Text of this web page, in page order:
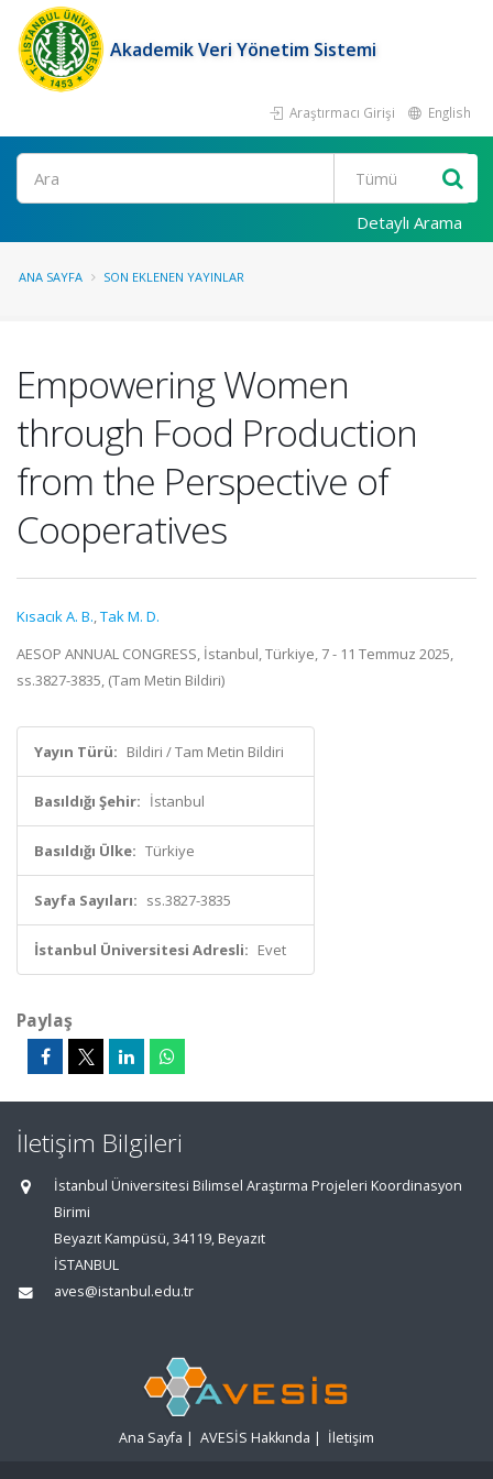
Akademik Veri Yönetim Sistemi
Araştırmacı Girişi English
Ara
Detaylı Arama
ANA SAYFA SON EKLENEN YAYINLAR
Empowering Women
through Food Production
from the Perspective of
Cooperatives
Kısacık A. B.,Tak M. D.
AESOP ANNUAL CONGRESS, İstanbul, Türkiye, 7 - 11 Temmuz 2025,
ss.3827-3835, (Tam Metin Bildiri)
Yayın Türü: Bildiri / Tam Metin Bildiri
Basıldığı Şehir: İstanbul
Basıldığı Ülke: Türkiye
Sayfa Sayıları: ss.3827-3835
İstanbul Üniversitesi Adresli: Evet
Paylaş
İletişim Bilgileri
İstanbul Üniversitesi Bilimsel Araştırma Projeleri Koordinasyon
Birimi
Beyazıt Kampüsü, 34119, Beyazıt
İSTANBUL
aves@istanbul.edu.tr
Ana Sayfa | AVESİS Hakkında | İletişim